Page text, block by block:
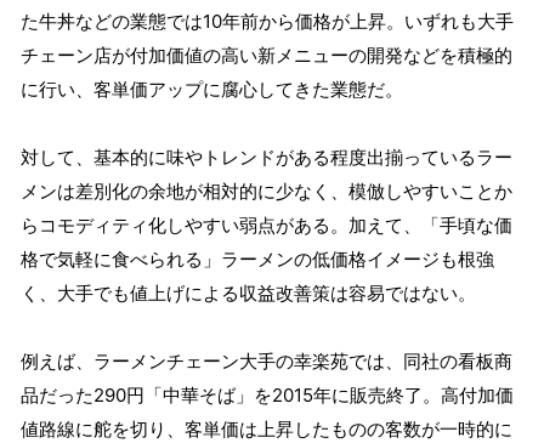
た牛丼などの業態では10年前から価格が上昇。いずれも大手
チェーン店が付加価値の高い新メニューの開発などを積極的
に行い、客単価アップに腐心してきた業態だ。
対して、基本的に味やトレンドがある程度出揃っているラー
メンは差別化の余地が相対的に少なく、模倣しやすいことか
らコモディティ化しやすい弱点がある。加えて、「手頃な価
格で気軽に食べられる」ラーメンの低価格イメージも根強
く、大手でも値上げによる収益改善策は容易ではない。
例えば、ラーメンチェーン大手の幸楽苑では、同社の看板商
品だった290円「中華そば」を2015年に販売終了。高付加価
値路線に舵を切り、客単価は上昇したものの客数が一時的に